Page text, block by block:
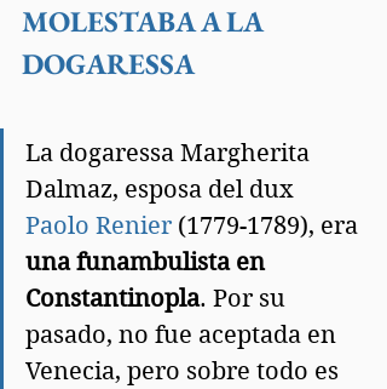
MOLESTABA A LA
DOGARESSA
La dogaressa Margherita
Dalmaz, esposa del dux
Paolo Renier (1779-1789), era
una funambulista en
Constantinopla. Por su
pasado, no fue aceptada en
Venecia, pero sobre todo es